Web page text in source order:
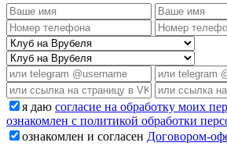
я даю согласие на обработку моих
ознакомлен с политикой обработки
ознакомлен и согласен Договором-